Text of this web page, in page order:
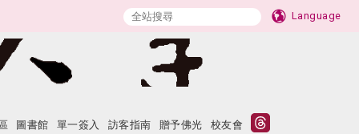
Language
圖書館 單一簽入 訪客指南 贈予佛光 校友會